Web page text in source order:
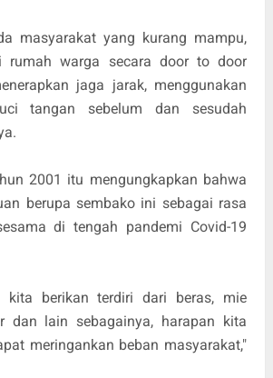
masyarakat yang kurang mampu,
rumah warga secara door to door
jaga jarak, menggunakan
tangan sebelum dan sesudah
2001 itu mengungkapkan bahwa
berupa sembako ini sebagai rasa
di tengah pandemi Covid-19
kita berikan terdiri dari beras, mie
dan lain sebagainya, harapan kita
meringankan beban masyarakat,"